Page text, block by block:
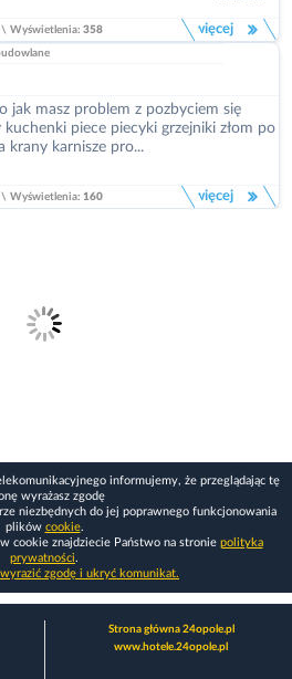
\ Wyświetlenia:358 więcej
jak masz problem z pozbyciem się
piece piecyki grzejniki złom po
krany karnisze pro...
\ Wyświetlenia:160 więcej
informujemy, że przeglądając tę
wyrażasz zgodę
niezbędnych do jej poprawnego funkcjonowania
plików cookie.
cookie znajdziecie Państwo na stronie polityka
prywatności.
zgodę i ukryć komunikat.
Strona główna 24opole.pl
www.hotele.24opole.pl